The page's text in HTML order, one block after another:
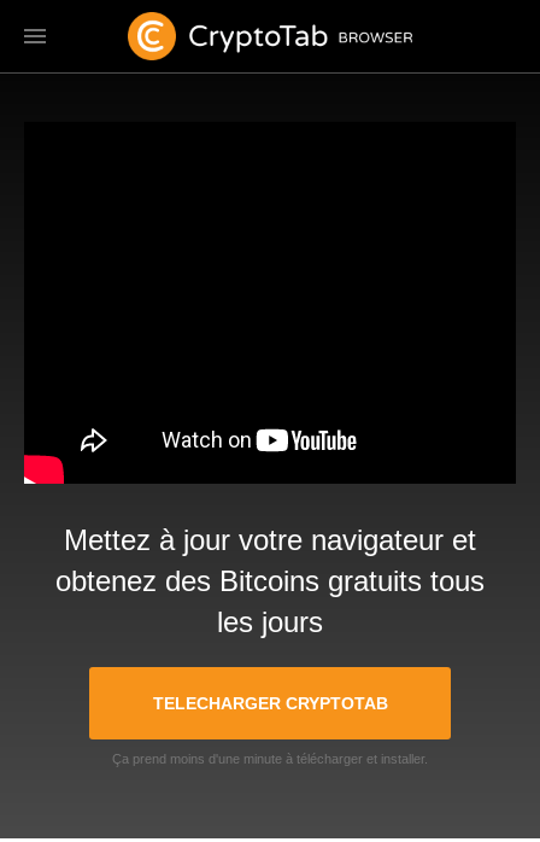
Mettez à jour votre navigateur et
obtenez des Bitcoins gratuits tous
les jours
TELECHARGER CRYPTOTAB
Ça prend moins d'une minute à télécharger et installer.